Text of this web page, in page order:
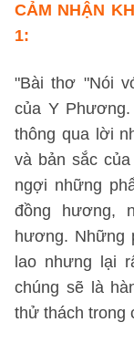
CẢM NHẬN
1:
"Bài thơ "Nói
của Y
thông qua lời
và bản sắc
ngợi những
đồng hương,
hương. Những
lao nhưng lại
chúng sẽ là
thử thách trong